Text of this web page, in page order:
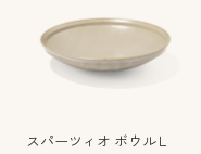
スパーツィオ ボウルＬ